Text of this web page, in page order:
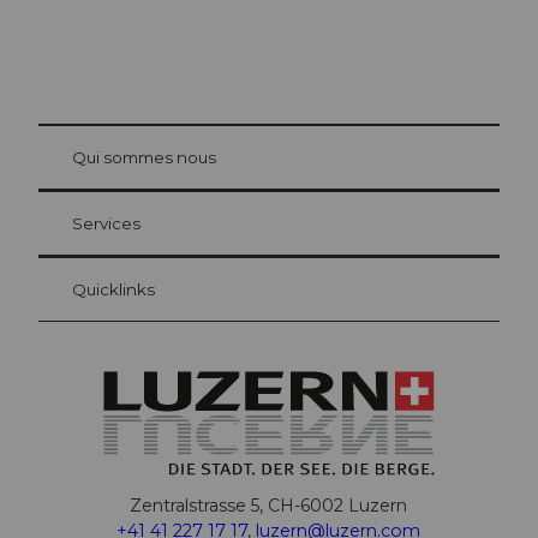
Carte d’hôte Lucerne
Vos avantages en tant qu'hôte pour la nuit
at Bre
Qui sommes nous
Services
Quicklinks
Zentralstrasse 5, CH-6002 Luzern
+41 41 227 17 17, luzern@luzern.com